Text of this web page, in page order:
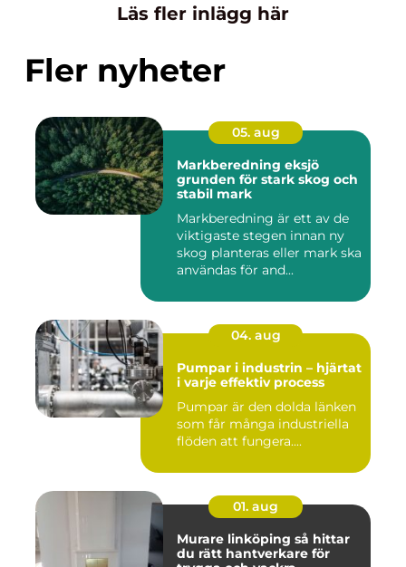
Läs fler inlägg här
Fler nyheter
05. aug
Markberedning eksjö
grunden för stark skog och
stabil mark
Markberedning är ett av de
viktigaste stegen innan ny
skog planteras eller mark ska
användas för and...
04. aug
Pumpar i industrin – hjärtat
i varje effektiv process
Pumpar är den dolda länken
som får många industriella
flöden att fungera....
01. aug
Murare linköping så hittar
du rätt hantverkare för